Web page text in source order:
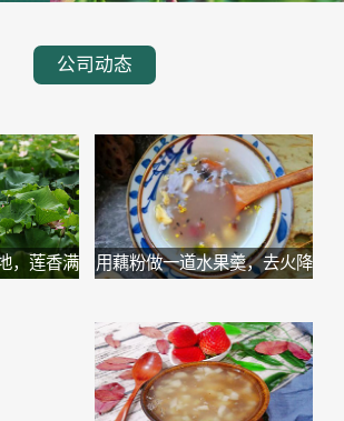
公司动态
，莲香满
用藕粉做一道水果羹，去火降